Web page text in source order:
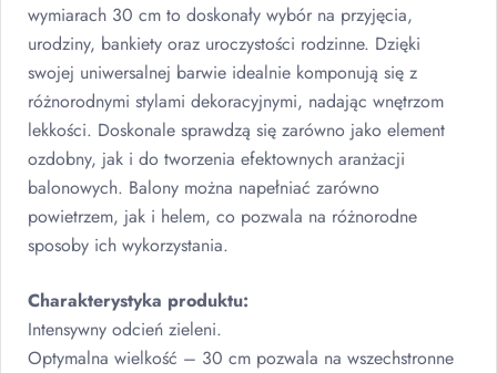
wymiarach 30 cm to doskonały wybór na przyjęcia,
urodziny, bankiety oraz uroczystości rodzinne. Dzięki
swojej uniwersalnej barwie idealnie komponują się z
różnorodnymi stylami dekoracyjnymi, nadając wnętrzom
lekkości. Doskonale sprawdzą się zarówno jako element
ozdobny, jak i do tworzenia efektownych aranżacji
balonowych. Balony można napełniać zarówno
powietrzem, jak i helem, co pozwala na różnorodne
sposoby ich wykorzystania.
Charakterystyka produktu:
Intensywny odcień zieleni.
Optymalna wielkość – 30 cm pozwala na wszechstronne